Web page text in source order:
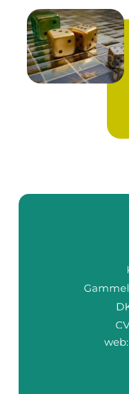
web: